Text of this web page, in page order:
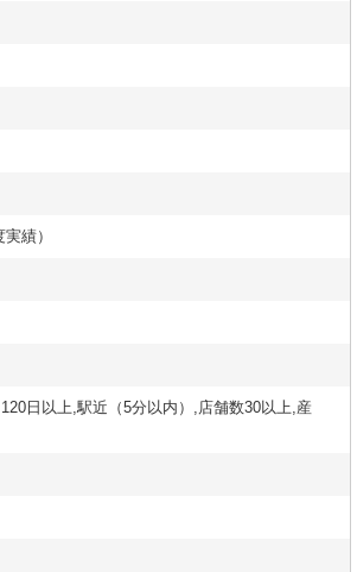
実績）
日以上,駅近（5分以内）,店舗数30以上,産